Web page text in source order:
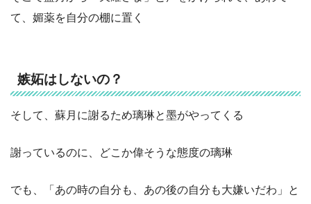
て、媚薬を自分の棚に置く
嫉妬はしないの？
そして、蘇月に謝るため璃琳と墨がやってくる
謝っているのに、どこか偉そうな態度の璃琳
でも、「あの時の自分も、あの後の自分も大嫌いだわ」と